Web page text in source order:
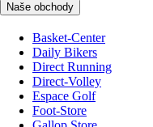
Naše obchody
Basket-Center
Daily Bikers
Direct Running
Direct-Volley
Espace Golf
Foot-Store